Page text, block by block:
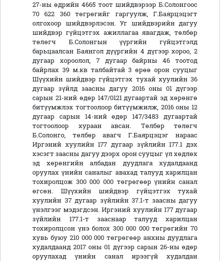
27-ны өдрийн 4665 тоот шийдвэрээр Б.Солонгоос
70 622 360 төгрөгийг гаргуулж, Г.Баярцэцэгт
олгохоор шийдвэрлэсэн. Уг шийдвэрийн дагуу
шийдвэр гүйцэтгэх ажиллагаа явагдаж, төлбөр
төлөгч Б.Солонгын үүргийн гүйцэтгэлд
барьцаалсан Баянгол дүүргийн 4 дүгээр хороо, 2
дугаар хороолол, 7 дугаар байрны 46 тоотод
байрлах 39 м.кв талбайтай 3 өрөө орон сууцыг
Шүүхийн шийдвэр гүйцэтгэх тухай хуулийн 36
дугаар зүйлд заасны дагуу 2016 оны 01 дүгээр
сарын 21-ний өдөр 147/0121 дугаартай эд хөрөнгө
битүүмжлэх тогтоолоор битүүмжилж, 2016 оны 12
дугаар сарын 14-ний өдөр 147/3483 дугаартай
тогтоолоор хураан авсан. Төлбөр төлөгч
Б.Солонго, төлбөр авагч Г.Баярцэцэг нараас
Иргэний хуулийн 177 дугаар зүйлийн 177.1 дэх
хэсэгт заасны дагуу дээрх орон сууцыг үл хөдлөх
эд хөрөнгийн албадан дуудлага худалдаанд
оруулах үнийн саналыг авахад талууд харилцан
тохиролцож 300 000 000 төгрөгөөр үнийн санал
өгсөн. Шүүхийн шийдвэр гүйцэтгэх тухай
хуулийн 37 дугаар зүйлийн 37.1-т заасны дагуу
үнэлгээг мэдэгдсэн. Иргэний хуулийн 177 дугаар
зүйлийн 177.1-т зааснаар талууд харилцан
тохиролцсон үнэ болох 300 000 000 төгрөгийн 70
хувь буюу 210 000 000 төгрөгөөр анхны дуудлага
худалдаанд 2017 оны 01 дүгээр сарын 26-ны өдөр
оруулахад үнийн санал ирээгүй худалдан